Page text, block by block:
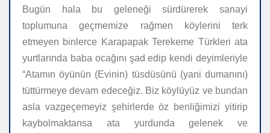
Bugün hala bu geleneği sürdürerek sanayi
toplumuna geçmemize rağmen köylerini terk
etmeyen binlerce Karapapak Terekeme Türkleri ata
yurtlarında baba ocağını şad edip kendi deyimleriyle
“Atamın öyünün (Evinin) tüsdüsünü (yani dumanını)
tüttürmeye devam edeceğiz. Biz köylüyüz ve bundan
asla vazgeçemeyiz şehirlerde öz benliğimizi yitirip
kaybolmaktansa ata yurdunda gelenek ve